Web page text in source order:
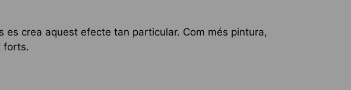
crea aquest efecte tan particular. Com més pintura,
forts.